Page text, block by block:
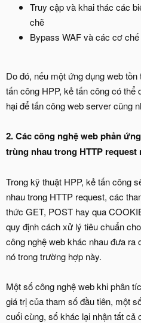
Truy cập và khai thác các
chẽ
Bypass WAF và các cơ
Do đó, nếu một ứng dụng web
tấn công HPP, kẻ tấn công có thể
hại để tấn công web server cũng
2.Các công nghệ web phản
trùng nhau trong HTTP request
Trong kỹ thuật HPP, kẻ tấn công
nhau trong HTTP request, các
thức GET, POST hay qua
quy định cách xử lý tiêu chuẩn
công nghệ web khác nhau đưa
nó trong trường hợp này.
Một số công nghệ web khi phân
giá trị của tham số đầu tiên, một
cuối cùng, số khác lại nhận tất